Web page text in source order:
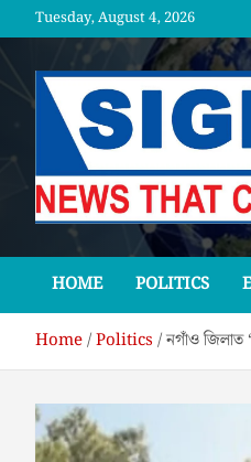
to
Tuesday, August 4, 2026
SGNON
HOME POLITICS
Home Politics নগাঁও জিলাত